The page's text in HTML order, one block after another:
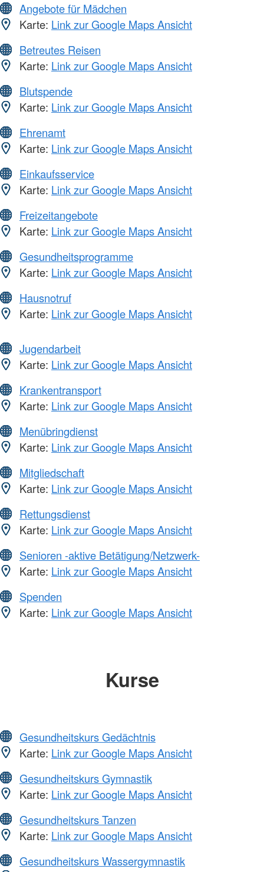
Angebote für Mädchen
Karte: Link zur Google Maps Ansicht
Betreutes Reisen
Karte: Link zur Google Maps Ansicht
Blutspende
Karte: Link zur Google Maps Ansicht
Ehrenamt
Karte: Link zur Google Maps Ansicht
Einkaufsservice
Karte: Link zur Google Maps Ansicht
Freizeitangebote
Karte: Link zur Google Maps Ansicht
Gesundheitsprogramme
Karte: Link zur Google Maps Ansicht
Hausnotruf
Karte: Link zur Google Maps Ansicht
Jugendarbeit
Karte: Link zur Google Maps Ansicht
Krankentransport
Karte: Link zur Google Maps Ansicht
Menübringdienst
Karte: Link zur Google Maps Ansicht
Mitgliedschaft
Karte: Link zur Google Maps Ansicht
Rettungsdienst
Karte: Link zur Google Maps Ansicht
Senioren -aktive Betätigung/Netzwerk-
Karte: Link zur Google Maps Ansicht
Spenden
Karte: Link zur Google Maps Ansicht
Kurse
Gesundheitskurs Gedächtnis
Karte: Link zur Google Maps Ansicht
Gesundheitskurs Gymnastik
Karte: Link zur Google Maps Ansicht
Gesundheitskurs Tanzen
Karte: Link zur Google Maps Ansicht
Gesundheitskurs Wassergymnastik